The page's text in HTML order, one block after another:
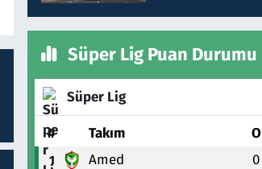
Süper Lig Puan Durumu
Süper Lig
# Takım O
1 Amed 0